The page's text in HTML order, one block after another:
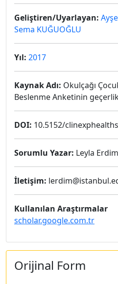
Geliştiren/Uyarlayan:
Sema KUĞUOĞLU
Yıl: 2017
Kaynak Adı: Okulçağı
Beslenme Anketinin
DOI: 10.5152/
Sorumlu Yazar: Leyla Erdim
İletişim:
Kullanılan Araştırmalar
scholar.google.com.tr
Orijinal Form